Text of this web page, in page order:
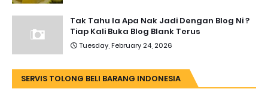
Tak Tahu la Apa Nak Jadi Dengan Blog Ni ?
Tiap Kali Buka Blog Blank Terus
Tuesday, February 24, 2026
SERVIS TOLONG BELI BARANG INDONESIA